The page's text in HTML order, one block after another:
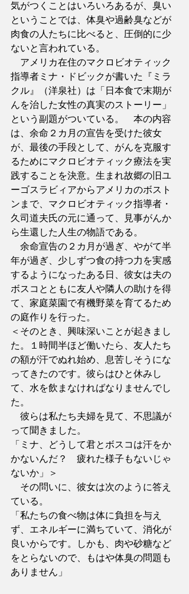
気がつくことはいろいろあるが、臭い
ということでは、体臭や過齢臭などが
肉食の人たちに比べると、圧倒的に少
ないと言われている。
アメリカ在住のマクロビオティック
指導者ミナ・ドビックが書いた『ミラ
クル』（洋泉社）は「日本食で末期が
んを治した女性の真実のストーリー」
という副題がついている。　本の内容
は、余命２カ月の宣告を受けた彼女
が、最後の手段として、がんを克服す
るためにマクロビオティック療法を実
践することを決意。生まれ故郷の旧ユ
ーゴスラビィアからアメリカのボスト
ンまで、マクロビオティック指導者・
久司道夫氏の元に通って、見事がんか
ら生還した人生の物語である。
余命宣告の２カ月が過ぎ、やがて半
年が過ぎ、少しずつ食の持つ力を実感
するようになったある日、彼女は夫の
ボスコとともに友人や隣人の助けを得
て、家庭菜園で有機野菜を育てるため
の庭作りを行った。
＜そのとき、興味深いことが起きまし
た。１時間半ほど働いたら、友人たち
の額が汗でぬれ始め、息苦しそうにな
ってきたのです。彼らはひと休みし
て、水を飲まなければなりませんでし
た。
彼らは私たち夫婦を見て、不思議が
って聞きました。
「ミナ、どうして君とボスコは汗をか
かないんだ？　疲れた様子もないじゃ
ないか」＞
その問いに、彼女は次のように答え
ている。
「私たちの食べ物は体に負担を与え
ず、エネルギーに満ちていて、消化が
良いからです。しかも、肉や砂糖など
をとらないので、もはや体臭の問題も
ありません」